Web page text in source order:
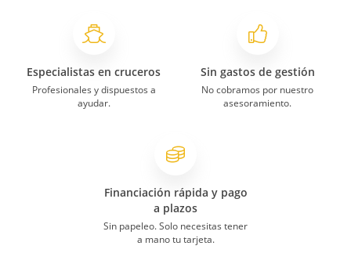
Especialistas en cruceros
Profesionales y dispuestos a
ayudar.
Sin gastos de gestión
No cobramos por nuestro
asesoramiento.
Financiación rápida y pago
a plazos
Sin papeleo. Solo necesitas tener
a mano tu tarjeta.